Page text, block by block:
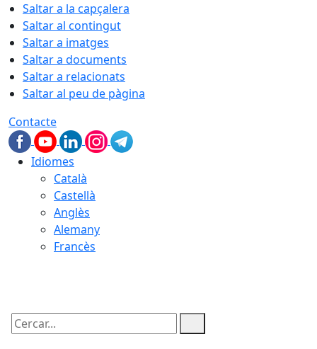
Saltar a la capçalera
Saltar al contingut
Saltar a imatges
Saltar a documents
Saltar a relacionats
Saltar al peu de pàgina
Contacte
Idiomes
Català
Castellà
Anglès
Alemany
Francès
Cercar: